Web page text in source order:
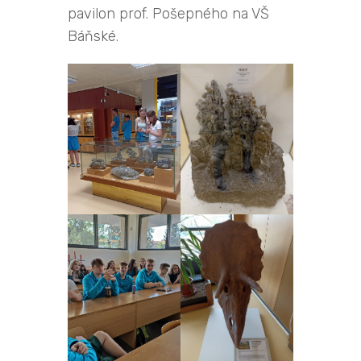
pavilon prof. Pošepného na VŠ
Báňské.